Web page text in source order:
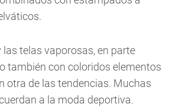
telas vaporosas, en parte
también con coloridos elementos
otra de las tendencias. Muchas
a la moda deportiva.